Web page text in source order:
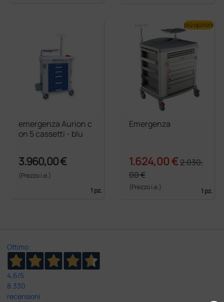
emergenza Aurion c
on 5 cassetti - blu
3.960,00 €
(Prezzo i.e.)
1 pz.
Emergenza
1.624,00 €2.030,
00 €
(Prezzo i.e.) 1 pz.
più opzioni
Ottimo
4,6/5
8.330
recensioni